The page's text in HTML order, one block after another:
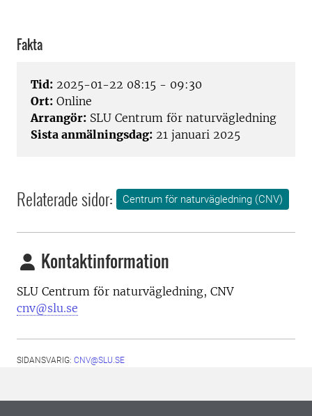
Fakta
Tid: 2025-01-22 08:15 - 09:30
Ort: Online
Arrangör: SLU Centrum för naturvägledning
Sista anmälningsdag: 21 januari 2025
Relaterade sidor: Centrum för naturvägledning (CNV)
Kontaktinformation
SLU Centrum för naturvägledning, CNV
cnv@slu.se
SIDANSVARIG: CNV@SLU.SE